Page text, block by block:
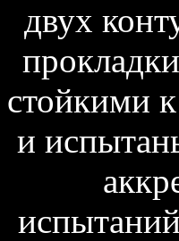
двух
стойкими
и